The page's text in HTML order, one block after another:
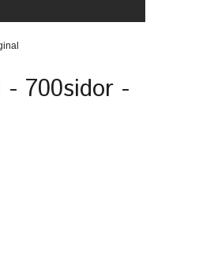
- 700sidor -